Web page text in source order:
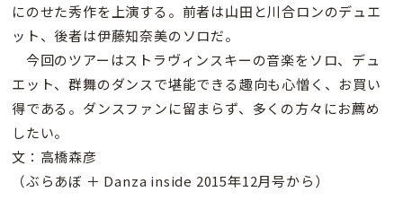
にのせた秀作を上演する。前者は山田と川合ロンのデュエ
ット、後者は伊藤知奈美のソロだ。
今回のツアーはストラヴィンスキーの音楽をソロ、デュ
エット、群舞のダンスで堪能できる趣向も心憎く、お買い
得である。ダンスファンに留まらず、多くの方々にお薦め
したい。
文：高橋森彦
（ぶらあぼ ＋ Danza inside 2015年12月号から）